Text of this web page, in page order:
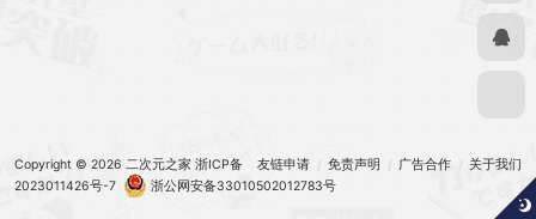
友链申请 免责声明 广告合作 关于我们
Copyright © 2026 二次元之家 浙ICP备
2023011426号-7
浙公网安备33010502012783号